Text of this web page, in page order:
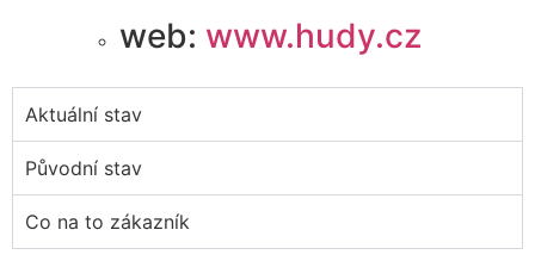
web: www.hudy.cz
Aktuální stav
Původní stav
Co na to zákazník